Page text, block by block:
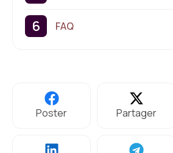
FAQ
Poster Partager